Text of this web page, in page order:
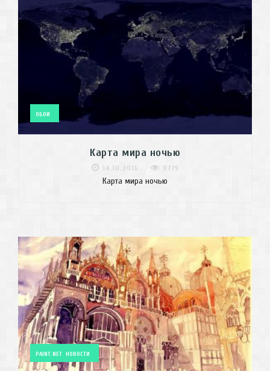
ОБОИ
Карта мира ночью
14.10.2016 8779
Карта мира ночью
PAINT.NET НОВОСТИ